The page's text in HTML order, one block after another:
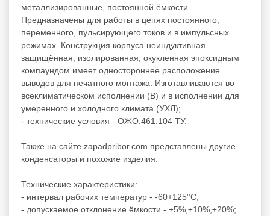
металлизированные, постоянной ёмкости.
Предназначены для работы в цепях постоянного,
переменного, пульсирующего токов и в импульсных
режимах. Конструкция корпуса неиндуктивная
защищённая, изолированная, окукленная эпоксидным
компаундом имеет одностороннее расположение
выводов для печатного монтажа. Изготавливаются во
всеклиматическом исполнении (В) и в исполнении для
умеренного и холодного климата (УХЛ);
- технические условия - ОЖО.461.104 ТУ.
Также на сайте zapadpribor.com представлены другие
конденсаторы и похожие изделия.
Технические характеристики:
- интервал рабочих температур - -60+125°C;
- допускаемое отклонение ёмкости - ±5%,±10%,±20%;